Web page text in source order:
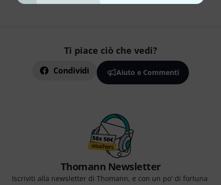
Ti piace ciò che vedi?
Condividi Aiuto e Commenti
Thomann Newsletter
Iscriviti alla newsletter di Thomann, e con un po' di fortuna